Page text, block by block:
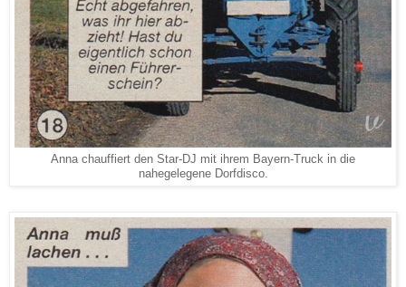
Anna chauffiert den Star-DJ mit ihrem Bayern-Truck in die
nahegelegene Dorfdisco.